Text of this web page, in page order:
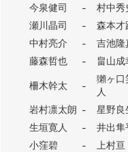
今泉健司
-
村中秀
瀬川晶司
-
森本才
中村亮介
-
吉池隆
藤森哲也
- 畠山成
柵木幹太 -
獺ヶ口
人
岩村凛太朗 -
星野良
生垣寛人
-
井出隼
小窪碧
-
上村亘